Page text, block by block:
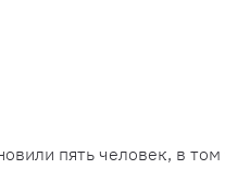
пять человек, в